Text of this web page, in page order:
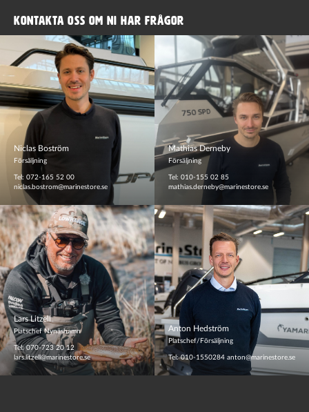
KONTAKTA OSS OM NI HAR FRÅGOR
Niclas Boström
Försäljning
Tel: 072-165 52 00
niclas.bostrom@marinestore.se
Mathias Derneby
Försäljning
Tel: 010-155 02 85
mathias.derneby@marinestore.se
Lars Litzell
Platschef Nynäshamn
Tel: 070-723 20 12
lars.litzell@marinestore.se
Anton Hedström
Platschef/Försäljning
Tel: 010-1550284 anton@marinestore.se